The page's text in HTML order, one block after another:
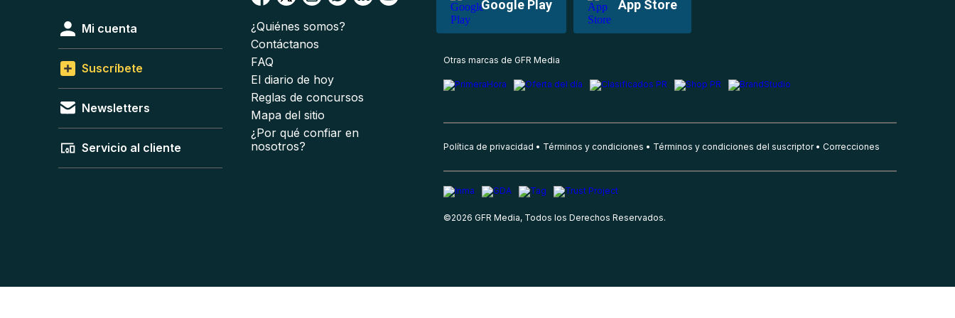
Google Play App Store
Mi cuenta
Suscríbete
Newsletters
Servicio al cliente
¿Quiénes somos?
Contáctanos
FAQ
El diario de hoy
Reglas de concursos
Mapa del sitio
¿Por qué confiar en
nosotros?
Otras marcas de GFR Media
Política de privacidad Términos y condiciones Términos y condiciones del suscriptor Correcciones
©2026 GFR Media, Todos los Derechos Reservados.